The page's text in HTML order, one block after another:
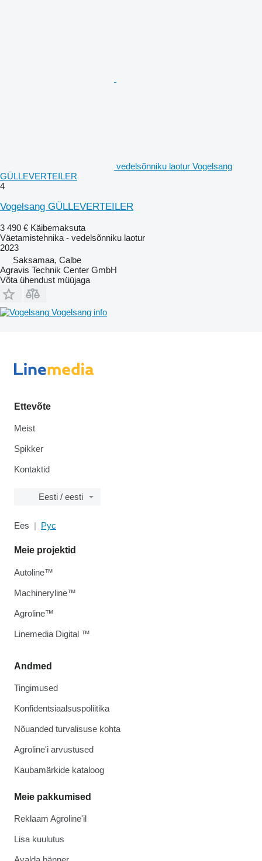
vedelsõnniku laotur Vogelsang
GÜLLEVERTEILER
4
Vogelsang GÜLLEVERTEILER
3 490 € Käibemaksuta
Väetamistehnika - vedelsõnniku laotur
2023
Saksamaa, Calbe
Agravis Technik Center GmbH
Võta ühendust müüjaga
Vogelsang info
Ettevõte
Meist
Spikker
Kontaktid
Eesti / eesti
Ees Рус
Andmed
Tingimused
Konfidentsiaalsuspoliitika
Nõuanded turvalisuse kohta
Agroline'i arvustused
Kaubamärkide kataloog
Meie pakkumised
Reklaam Agroline'il
Lisa kuulutus
Meie projektid
Autoline™
Machineryline™
Agroline™
Linemedia Digital ™